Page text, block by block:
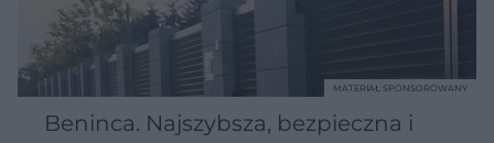
Beninca. Najszybsza, bezpieczna i
MATERIAŁ SPONSOROWANY